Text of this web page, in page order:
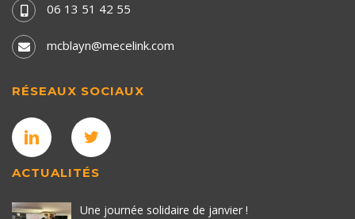
06 13 51 42 55
mcblayn@mecelink.com
RÉSEAUX SOCIAUX
ACTUALITÉS
Une journée solidaire de janvier !